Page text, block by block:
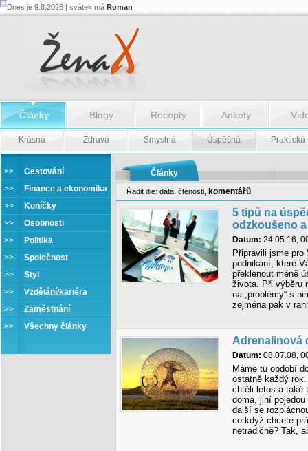
Dnes je 9.8.2026 | svátek má Roman
Články Blogy Recepty Ankety
Krásná Zdravá Smyslná Úspěšná Praktická
>>
Cestování
>>
Finance a ekonomika
>>
Koníčky
>>
Osobnosti
>>
Politika
>>
Společnost
>>
Styl
>>
Vzdělání/kariéra
>>
Zaměstnání
>> Všechny články
Články
Řadit dle: data čtenosti komentářů
5 tipů na
odzkoušeno
Datum: 24.05.16,
Připravili jsme pro
podnikání, které
překlenout méně
života. Při výběru
na „problémy“ s
zejména pak v
Adrenalinová
Datum: 08.07.08,
Máme tu období
ostatně každý
chtěli letos a také
doma, jiní
další se
co když chcete
netradičně? Tak,